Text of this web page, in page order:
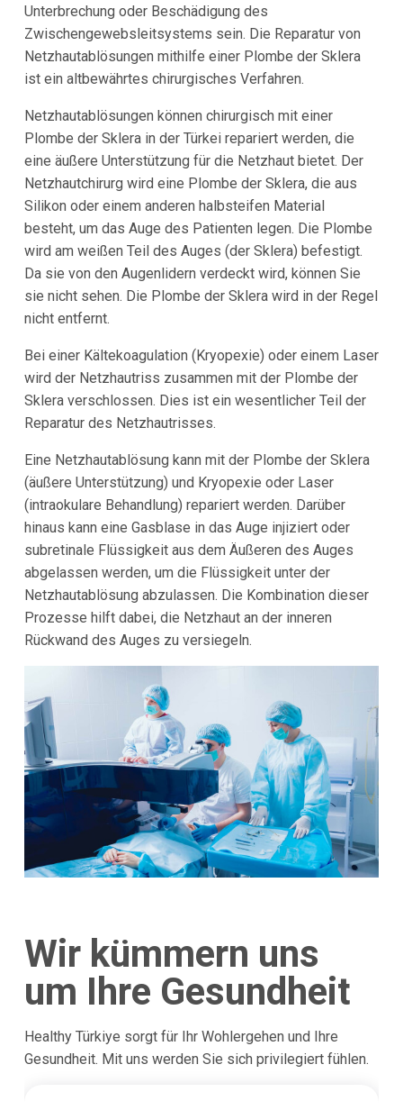
Unterbrechung oder Beschädigung des
Zwischengewebsleitsystems sein. Die Reparatur von
Netzhautablösungen mithilfe einer Plombe der Sklera
ist ein altbewährtes chirurgisches Verfahren.
Netzhautablösungen können chirurgisch mit einer
Plombe der Sklera in der Türkei repariert werden, die
eine äußere Unterstützung für die Netzhaut bietet. Der
Netzhautchirurg wird eine Plombe der Sklera, die aus
Silikon oder einem anderen halbsteifen Material
besteht, um das Auge des Patienten legen. Die Plombe
wird am weißen Teil des Auges (der Sklera) befestigt.
Da sie von den Augenlidern verdeckt wird, können Sie
sie nicht sehen. Die Plombe der Sklera wird in der Regel
nicht entfernt.
Bei einer Kältekoagulation (Kryopexie) oder einem Laser
wird der Netzhautriss zusammen mit der Plombe der
Sklera verschlossen. Dies ist ein wesentlicher Teil der
Reparatur des Netzhautrisses.
Eine Netzhautablösung kann mit der Plombe der Sklera
(äußere Unterstützung) und Kryopexie oder Laser
(intraokulare Behandlung) repariert werden. Darüber
hinaus kann eine Gasblase in das Auge injiziert oder
subretinale Flüssigkeit aus dem Äußeren des Auges
abgelassen werden, um die Flüssigkeit unter der
Netzhautablösung abzulassen. Die Kombination dieser
Prozesse hilft dabei, die Netzhaut an der inneren
Rückwand des Auges zu versiegeln.
Wir kümmern uns
um Ihre Gesundheit
Healthy Türkiye sorgt für Ihr Wohlergehen und Ihre
Gesundheit. Mit uns werden Sie sich privilegiert fühlen.